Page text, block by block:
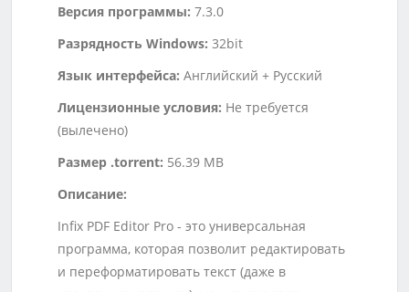
Версия программы: 7.3.0
Разрядность Windows: 32bit
Язык интерфейса: Английский + Русский
Лицензионные условия: Не требуется
(вылечено)
Размер .torrent: 56.39 MB
Описание:
Infix PDF Editor Pro - это универсальная
программа, которая позволит редактировать
и переформатировать текст (даже в